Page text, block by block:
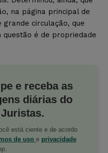
na página principal de
circulação, que
é de propriedade
e receba as
diárias do
está ciente e de acordo
de uso e privacidade